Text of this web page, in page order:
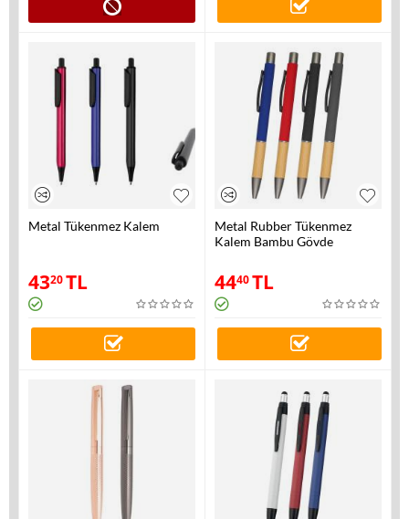
Metal Tükenmez Kalem
4320TL
Metal Rubber Tükenmez
Kalem Bambu Gövde
4440TL